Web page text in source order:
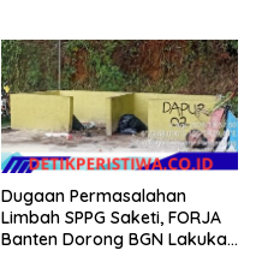
Hilang 3 Bulan Bawa
Anggaran Pembangunan
Dugaan Permasalahan
Limbah SPPG Saketi, FORJA
Banten Dorong BGN Lakukan